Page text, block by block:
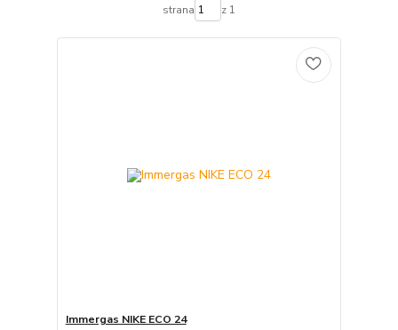
strana z 1
Immergas NIKE ECO 24